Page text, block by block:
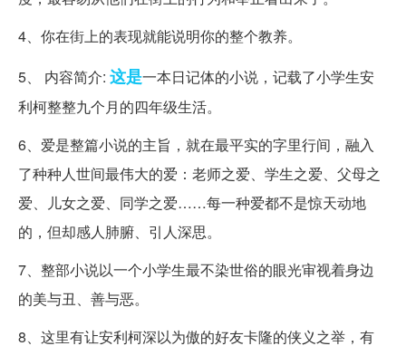
4、你在街上的表现就能说明你的整个教养。
5、 内容简介: 这是一本日记体的小说，记载了小学生安
利柯整整九个月的四年级生活。
6、爱是整篇小说的主旨，就在最平实的字里行间，融入
了种种人世间最伟大的爱：老师之爱、学生之爱、父母之
爱、儿女之爱、同学之爱……每一种爱都不是惊天动地
的，但却感人肺腑、引人深思。
7、整部小说以一个小学生最不染世俗的眼光审视着身边
的美与丑、善与恶。
8、这里有让安利柯深以为傲的好友卡隆的侠义之举，有